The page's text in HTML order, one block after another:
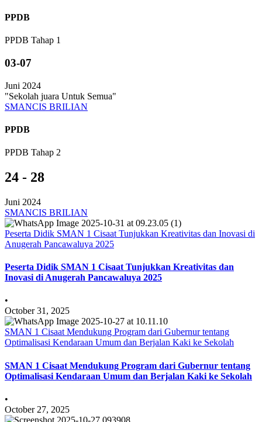
PPDB
PPDB Tahap 1
03-07
Juni 2024
"Sekolah juara Untuk Semua"
SMANCIS BRILIAN
PPDB
PPDB Tahap 2
24 - 28
Juni 2024
SMANCIS BRILIAN
Peserta Didik SMAN 1 Cisaat Tunjukkan Kreativitas dan Inovasi di
Anugerah Pancawaluya 2025
Peserta Didik SMAN 1 Cisaat Tunjukkan Kreativitas dan
Inovasi di Anugerah Pancawaluya 2025
•
October 31, 2025
SMAN 1 Cisaat Mendukung Program dari Gubernur tentang
Optimalisasi Kendaraan Umum dan Berjalan Kaki ke Sekolah
SMAN 1 Cisaat Mendukung Program dari Gubernur tentang
Optimalisasi Kendaraan Umum dan Berjalan Kaki ke Sekolah
•
October 27, 2025